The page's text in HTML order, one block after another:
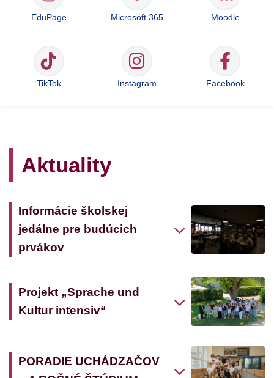
EduPage Microsoft 365 Moodle
TikTok Instagram Facebook
Aktuality
Informácie školskej
jedálne pre budúcich
prvákov
Projekt „Sprache und
Kultur intensiv“
PORADIE UCHÁDZAČOV